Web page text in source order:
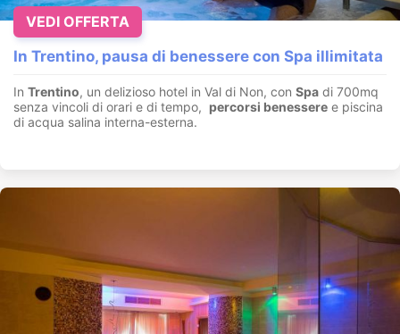
In Trentino, pausa di benessere con Spa illimitata
In Trentino, un delizioso hotel in Val di Non, con Spa di 700mq
senza vincoli di orari e di tempo, percorsi benessere e piscina
di acqua salina interna-esterna.
VEDI OFFERTA